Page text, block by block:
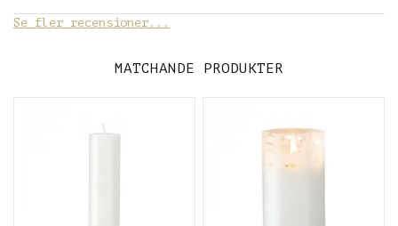
Se fler recensioner...
MATCHANDE PRODUKTER